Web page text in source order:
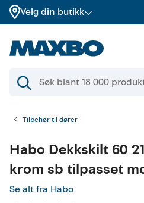
Velg din butikk
Tilbehør til dører
Habo Dekkskilt 60
krom sb tilpasset
Se alt fra Habo